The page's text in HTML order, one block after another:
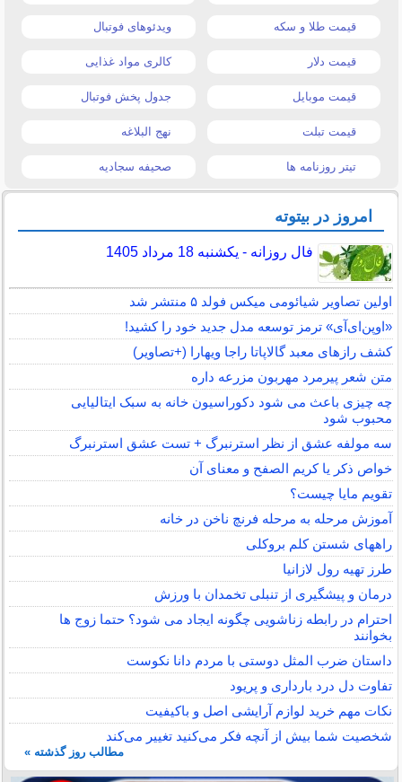
قیمت طلا و سکه ویدئوهای فوتبال
قیمت دلار کالری مواد غذایی
قیمت موبایل جدول پخش فوتبال
قیمت تبلت نهج البلاغه
تیتر روزنامه ها صحیفه سجادیه
امروز در بیتوته
فال روزانه - یکشنبه 18 مرداد 1405
اولین تصاویر شیائومی میکس فولد ۵ منتشر شد
«اوپن‌ای‌آی» ترمز توسعه مدل جدید خود را کشید!
کشف رازهای معبد گالاپاتا راجا ویهارا (+تصاویر)
متن شعر پیرمرد مهربون مزرعه داره
چه چیزی باعث می شود دکوراسیون خانه به سبک ایتالیایی
محبوب شود
سه مولفه عشق از نظر استرنبرگ + تست عشق استرنبرگ
خواص ذکر یا کریم الصفح و معنای آن
تقویم مایا چیست؟
آموزش مرحله به مرحله فرنچ ناخن در خانه
راههای شستن کلم بروکلی
طرز تهیه رول لازانیا
درمان و پیشگیری از تنبلی تخمدان با ورزش
احترام در رابطه زناشویی چگونه ایجاد می شود؟ حتما زوج ها
بخوانند
داستان ضرب المثل دوستی با مردم دانا نكوست
تفاوت دل درد بارداری و پریود
نکات مهم خرید لوازم آرایشی اصل و باکیفیت
شخصیت شما بیش از آنچه فکر می‌کنید تغییر می‌کند
مطالب روز گذشته »